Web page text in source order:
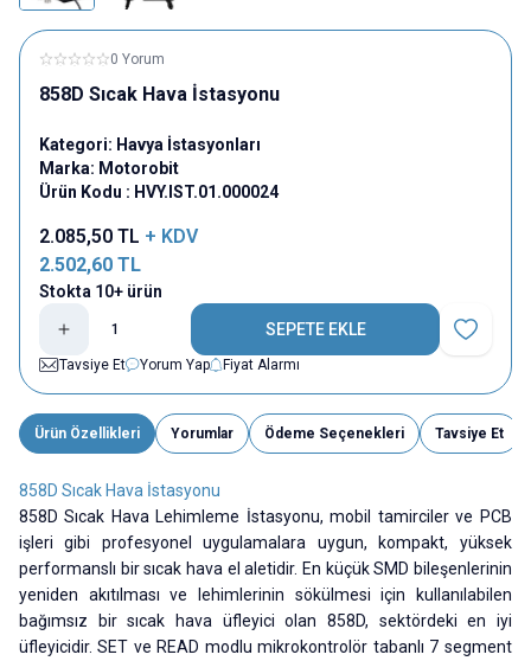
0 Yorum
858D Sıcak Hava İstasyonu
Kategori: Havya İstasyonları
Marka: Motorobit
Ürün Kodu : HVY.IST.01.000024
2.085,50 TL + KDV
2.502,60 TL
Stokta 10+ ürün
SEPETE EKLE
Favoriye
Tavsiye Et
Yorum Yap Fiyat Alarmı
Ürün Özellikleri Yorumlar Ödeme Seçenekleri Tavsiye Et
858D Sıcak Hava İstasyonu
858D Sıcak Hava Lehimleme İstasyonu, mobil tamirciler ve PCB
işleri gibi profesyonel uygulamalara uygun, kompakt, yüksek
performanslı bir sıcak hava el aletidir. En küçük SMD bileşenlerinin
yeniden akıtılması ve lehimlerinin sökülmesi için kullanılabilen
bağımsız bir sıcak hava üfleyici olan 858D, sektördeki en iyi
üfleyicidir. SET ve READ modlu mikrokontrolör tabanlı 7 segment